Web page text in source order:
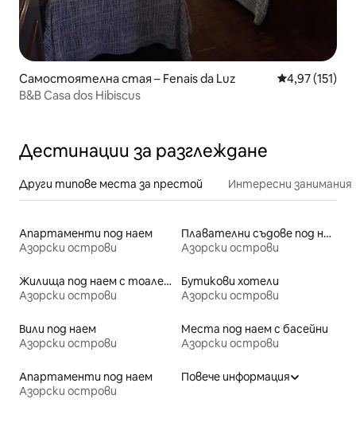
Самостоятелна стая – Fenais da Luz Средна
4,97 (151)
B&B Casa dos Hibiscus
Дестинации за разглеждане
Други типове места за престой Интересни занимания
Апартаменти под наем
Азорски острови
Плавателни съдове под наем
Азорски острови
Жилища под наем с тоалетни с достъпна височина
Азорски острови
Бутикови хотели
Азорски острови
Вили под наем
Азорски острови
Места под наем с басейни
Азорски острови
Апартаменти под наем
Азорски острови
Повече информация